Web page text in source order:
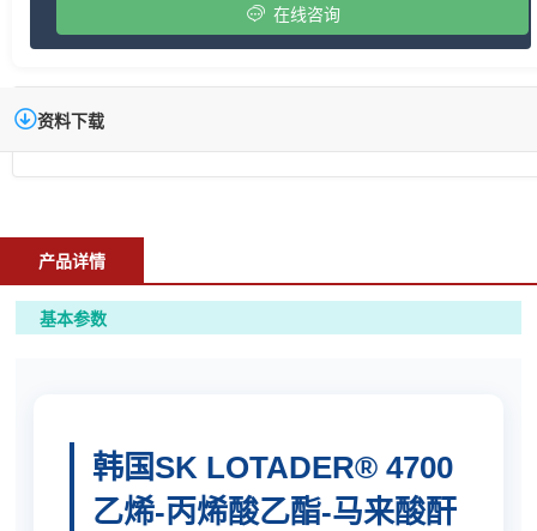
在线咨询
资料下载
产品详情
基本参数
韩国SK LOTADER® 4700
乙烯-丙烯酸乙酯-马来酸酐